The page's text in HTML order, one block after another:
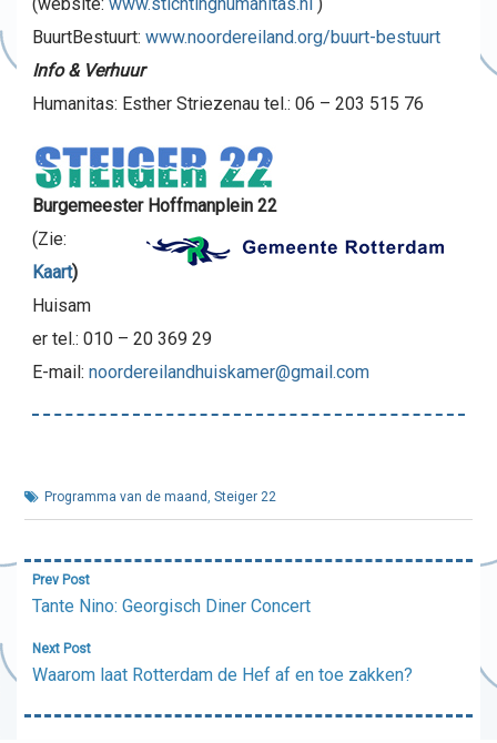
BuurtBestuurt: www.noordereiland.org/buurt-bestuurt
Info & Verhuur
Humanitas: Esther Striezenau tel.: 06 – 203 515 76
Burgemeester Hoffmanplein 22
(Zie:
Kaart)
Huisam
er tel.: 010 – 20 369 29
E-mail: noordereilandhuiskamer@gmail.com
Programma van de maand Steiger 22
Bericht
navigatie
Prev Post
Tante Nino: Georgisch Diner Concert
Next Post
Waarom laat Rotterdam de Hef af en toe zakken?